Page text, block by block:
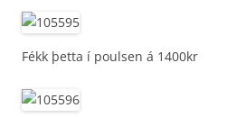
Fékk þetta í poulsen á 1400kr